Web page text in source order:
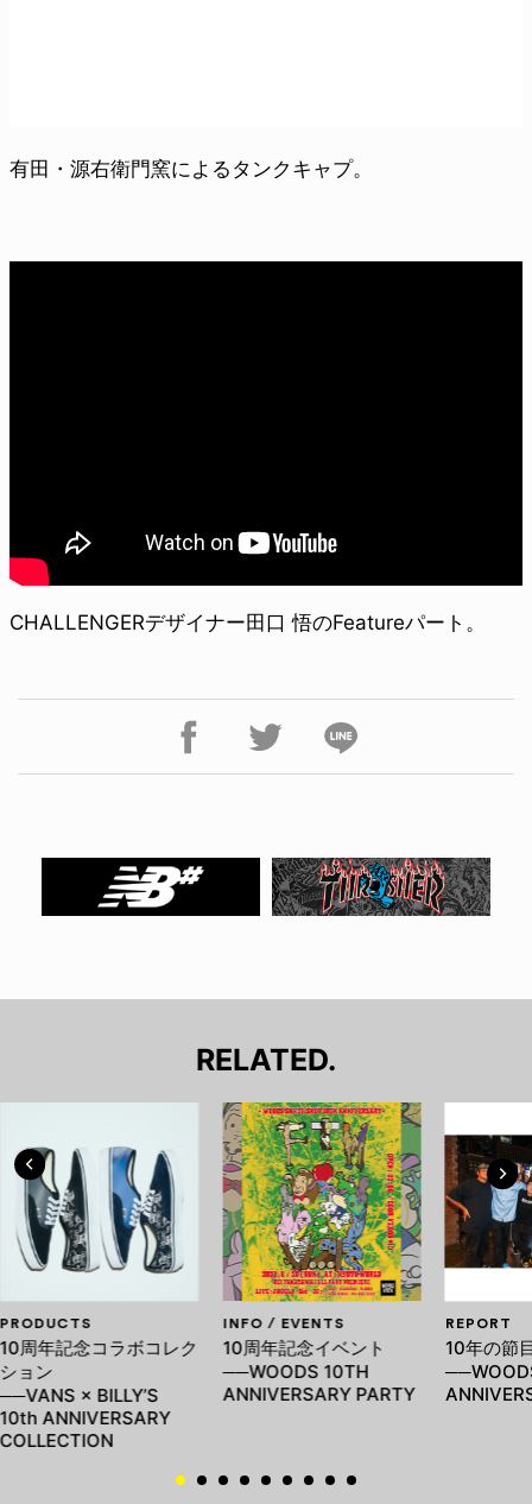
有田・源右衛門窯によるタンクキャプ。
CHALLENGERデザイナー田口 悟のFeatureパート。
RELATED.
PRODUCTS
10周年記念コラボコレク
ション
──VANS × BILLY’S
10th ANNIVERSARY
COLLECTION
INFO / EVENTS
10周年記念イベント
──WOODS 10TH
ANNIVERSARY PARTY
REPORT
10年の節